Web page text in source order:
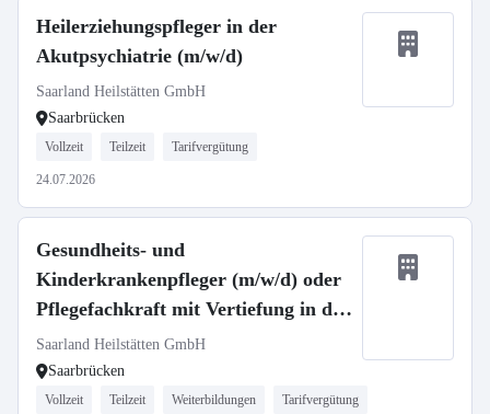
Heilerziehungspfleger in der
Akutpsychiatrie (m/w/d)
Saarland Heilstätten GmbH
Saarbrücken
Vollzeit Teilzeit Tarifvergütung
24.07.2026
Gesundheits- und
Kinderkrankenpfleger (m/w/d) oder
Pflegefachkraft mit Vertiefung in der
Pädiatrie (m/w/d)
Saarland Heilstätten GmbH
Saarbrücken
Vollzeit Teilzeit Weiterbildungen Tarifvergütung